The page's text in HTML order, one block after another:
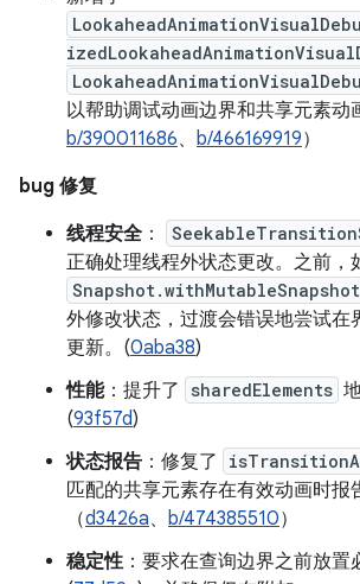
以帮助调试动画边界和共享元素动
b/390011686、 b/466169919）
bug 修复
线程安全 ：
正确处理线程外状态更改。之前，
外修改状态，过渡会错误地尝试在
更新。(0aba38)
性能：提升了 sharedElements
(93f57d)
状态报告 ：修复了
匹配的共享元素存在有效动画时报
（d3426a、 b/474385510）
稳定性：要求在查询边界之前放置